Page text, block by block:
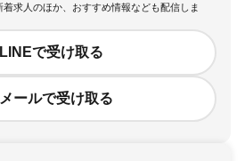
着求人のほか、おすすめ情報なども配信しま
LINEで受け取る
メールで受け取る